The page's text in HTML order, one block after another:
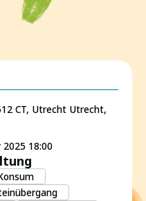
CT, Utrecht Utrecht,
18:00